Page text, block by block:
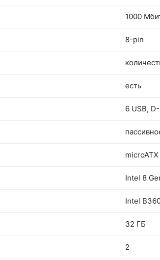
1000
8-pin
есть
6 USB,
microATX
Intel 8
Intel
32 ГБ
2